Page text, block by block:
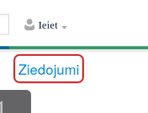
Ieiet
Ziedojumi